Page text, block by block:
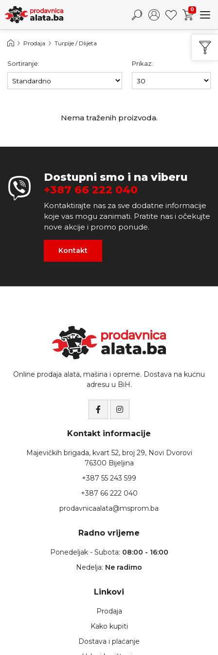
0
Prodaja Turpije / Dlijeta
Sortiranje: Prikaz:
Nema traženih proizvoda.
Dostupni smo i na viberu
+387 66 222 040
Kontaktirajte nas za sve dodatne informacije
koje vas mogu zanimati. Pratite nas i očekujte
nove akcije i promo ponude.
Kontakt
Online prodaja alata, mašina i opreme. Dostava na kućnu
adresu u BiH.
Kontakt informacije
Majevičkih brigada, kvart 52, broj 29, Novi Dvorovi
76300 Bijeljina
+387 55 243 599
+387 66 222 040
prodavnicaalata@msprom.ba
Radno vrijeme
Ponedeljak - Subota: 08:00 - 16:00
Nedelja: Ne radimo
Linkovi
Prodaja
Kako kupiti
Dostava i plaćanje